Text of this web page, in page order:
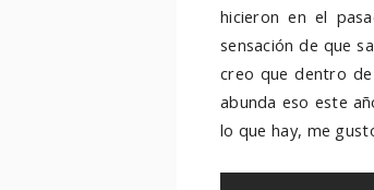
hicieron en el
sensación de que
creo que dentro
abunda eso este
lo que hay, me